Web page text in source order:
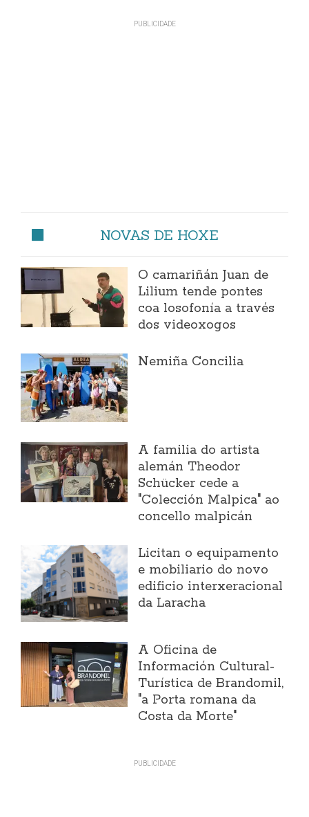
NOVAS DE HOXE
O camariñán Juan de
Lilium tende pontes
coa losofonía a través
dos videoxogos
Nemiña Concilia
A familia do artista
alemán Theodor
Schücker cede a
"Colección Malpica" ao
concello malpicán
Licitan o equipamento
e mobiliario do novo
edificio interxeracional
da Laracha
A Oficina de
Información Cultural-
Turística de Brandomil,
"a Porta romana da
Costa da Morte"